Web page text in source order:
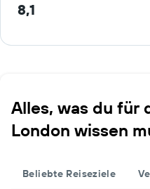
8,1
Alles, was du für
London wissen
Beliebte Reiseziele